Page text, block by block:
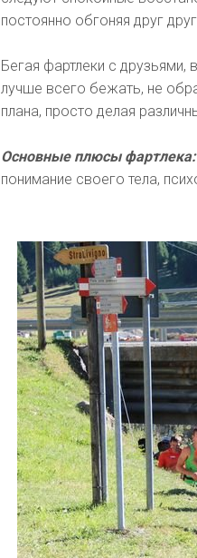
постоянно обгоняя друг
Бегая фартлеки с друзьями,
лучше всего бежать, не
плана, просто делая
Основные плюсы фартлека:
понимание своего тела,